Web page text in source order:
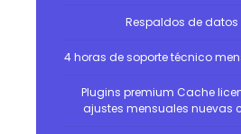
Respaldos de
4 horas de soporte técnico
Plugins premium Cache
ajustes mensuales nuevas